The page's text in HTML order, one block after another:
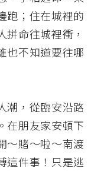
跑；住在城裡的
拼命往城裡衝，
也不知道要往哪
潮，從臨安沿路
在朋友家安頓下
～賭～啦～南渡
這件事！只是逃